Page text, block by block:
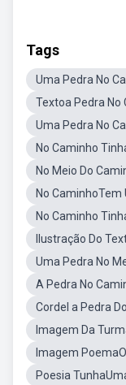
Tags
Uma Pedra No
Textoa Pedra No
Uma Pedra No
No Caminho
No Meio Do
No CaminhoTem
No Caminho
Ilustração Do
Uma Pedra No
A Pedra No
Cordel a Pedra
Imagem Da
Imagem
Poesia